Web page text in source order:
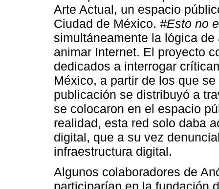
Arte Actual, un espacio
Ciudad de México. #Esto no
simultáneamente la lógica
animar Internet. El proyecto
dedicados a interrogar
México, a partir de los que
publicación se distribuyó a
se colocaron en el espacio
realidad, esta red solo daba
digital, que a su vez
infraestructura digital.
Algunos colaboradores de
participarían en la fundación